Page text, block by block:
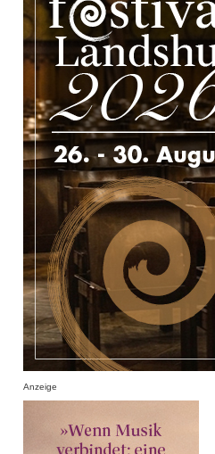
Anzeige